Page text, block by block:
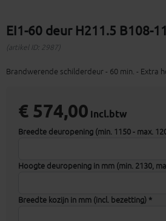
EI1-60 deur H211.5 B108-
(artikel ID: 2987)
Brandwerende schilderdeur - 60 min. - Extra
€ 574,00 incl.btw
Breedte deuropening (min. 1150 - max.
Hoogte deuropening in mm (min. 2130,
Breedte kozijn in mm (incl. bezetting) *